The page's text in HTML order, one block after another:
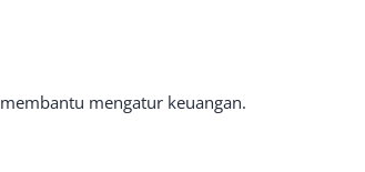
mengatur keuangan.